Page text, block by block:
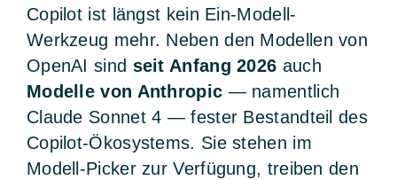
Copilot ist längst kein Ein-Modell-
Werkzeug mehr. Neben den Modellen von
OpenAI sind seit Anfang 2026 auch
Modelle von Anthropic — namentlich
Claude Sonnet 4 — fester Bestandteil des
Copilot-Ökosystems. Sie stehen im
Modell-Picker zur Verfügung, treiben den